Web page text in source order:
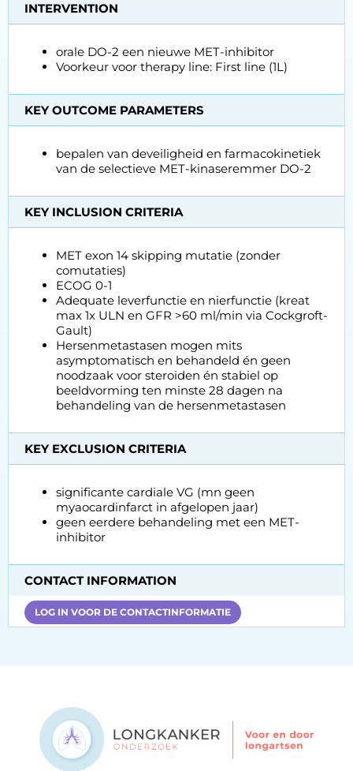
INTERVENTION
orale DO-2 een nieuwe MET-inhibitor
Voorkeur voor therapy line: First line (1L)
KEY OUTCOME PARAMETERS
bepalen van deveiligheid en farmacokinetiek
van de selectieve MET-kinaseremmer DO-2
KEY INCLUSION CRITERIA
MET exon 14 skipping mutatie (zonder
comutaties)
ECOG 0-1
Adequate leverfunctie en nierfunctie (kreat
max 1x ULN en GFR >60 ml/min via Cockgroft-
Gault)
Hersenmetastasen mogen mits
asymptomatisch en behandeld én geen
noodzaak voor steroiden én stabiel op
beeldvorming ten minste 28 dagen na
behandeling van de hersenmetastasen
KEY EXCLUSION CRITERIA
significante cardiale VG (mn geen
myaocardinfarct in afgelopen jaar)
geen eerdere behandeling met een MET-
inhibitor
CONTACT INFORMATION
LOG IN VOOR DE CONTACTINFORMATIE